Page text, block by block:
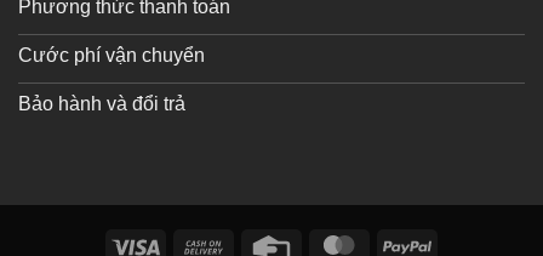
Phương thức thanh toán
Cước phí vận chuyển
Bảo hành và đổi trả
Visa Cash Credit MasterCard